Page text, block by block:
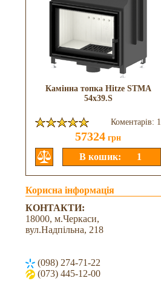
Камінна топка Hitze STMA
54x39.S
Коментарів: 1
57324 грн
Корисна інформація
КОНТАКТИ:
18000, м.Черкаси,
вул.Надпільна, 218
(098) 274-71-22
(073) 445-12-00